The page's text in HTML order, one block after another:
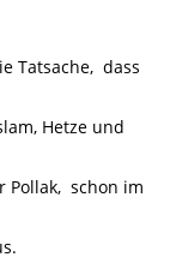
Tatsache, dass
Hetze und
Pollak, schon im